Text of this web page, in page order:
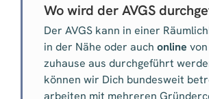
Wo wird der AVGS
Der AVGS kann in einer
in der Nähe oder auch online
zuhause aus durchgeführt
können wir Dich bundesweit
arbeiten mit mehreren